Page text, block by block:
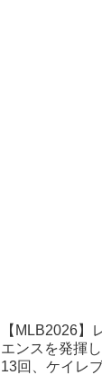
【MLB2026】
エンスを発揮
13回、ケイレ